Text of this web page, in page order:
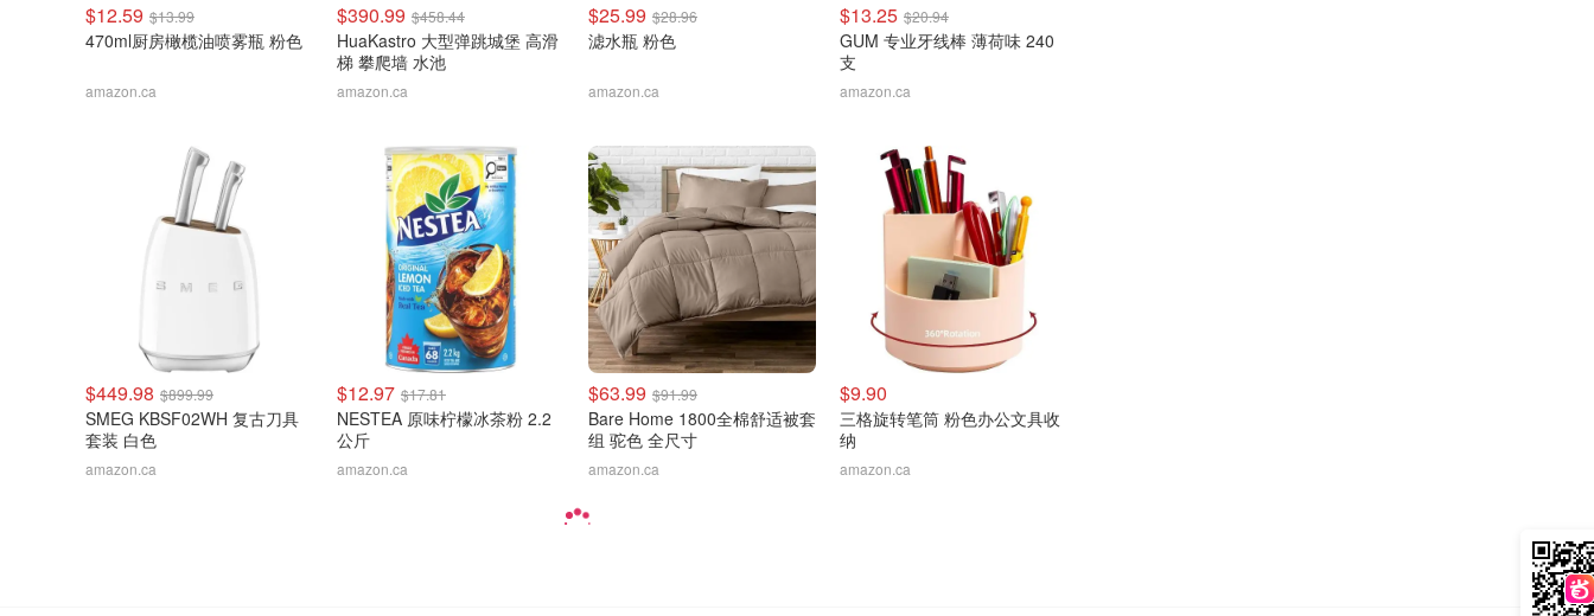
$12.59 $13.99
470ml厨房橄榄油喷雾瓶 粉色
amazon.ca
$390.99 $458.44
HuaKastro 大型弹跳城堡 高滑
梯 攀爬墙 水池
amazon.ca
$25.99 $28.96
滤水瓶 粉色
amazon.ca
$13.25 $20.94
GUM 专业牙线棒 薄荷味 240
支
amazon.ca
$449.98 $899.99
SMEG KBSF02WH 复古刀具
套装 白色
amazon.ca
$12.97 $17.81
NESTEA 原味柠檬冰茶粉 2.2
公斤
amazon.ca
$63.99 $91.99
Bare Home 1800全棉舒适被套
组 驼色 全尺寸
amazon.ca
$9.90
三格旋转笔筒 粉色办公文具收
纳
amazon.ca